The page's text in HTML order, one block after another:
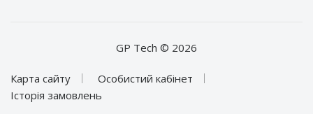
GP Tech © 2026
Карта сайту
Особистий кабінет
Історія замовлень